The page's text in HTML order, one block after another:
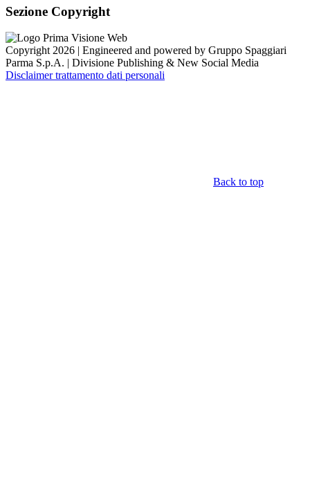
Sezione Copyright
Copyright 2026 | Engineered and powered by Gruppo Spaggiari
Parma S.p.A. | Divisione Publishing & New Social Media
Disclaimer trattamento dati personali
Back to top